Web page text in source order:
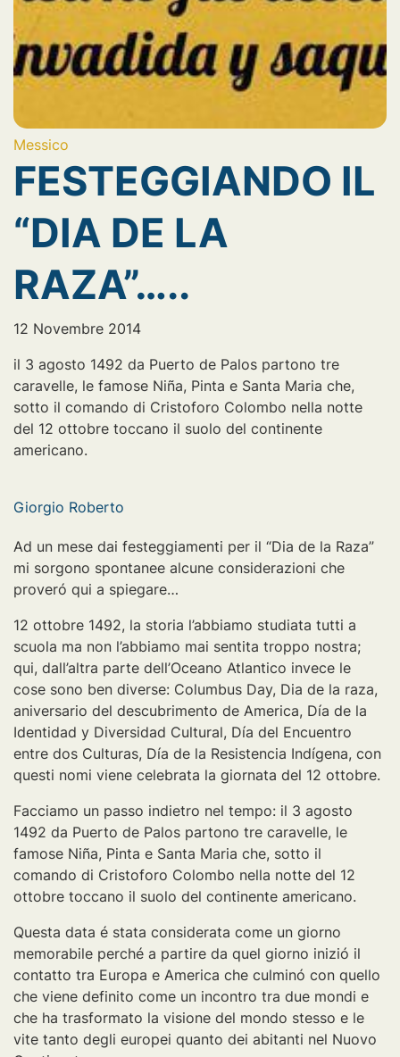
Messico
FESTEGGIANDO IL
“DIA DE LA
RAZA”…..
12 Novembre 2014
il 3 agosto 1492 da Puerto de Palos partono tre
caravelle, le famose Niña, Pinta e Santa Maria che,
sotto il comando di Cristoforo Colombo nella notte
del 12 ottobre toccano il suolo del continente
americano.
Giorgio Roberto
Ad un mese dai festeggiamenti per il “Dia de la Raza”
mi sorgono spontanee alcune considerazioni che
proveró qui a spiegare…
12 ottobre 1492, la storia l’abbiamo studiata tutti a
scuola ma non l’abbiamo mai sentita troppo nostra;
qui, dall’altra parte dell’Oceano Atlantico invece le
cose sono ben diverse: Columbus Day, Dia de la raza,
aniversario del descubrimento de America, Día de la
Identidad y Diversidad Cultural, Día del Encuentro
entre dos Culturas, Día de la Resistencia Indígena, con
questi nomi viene celebrata la giornata del 12 ottobre.
Facciamo un passo indietro nel tempo: il 3 agosto
1492 da Puerto de Palos partono tre caravelle, le
famose Niña, Pinta e Santa Maria che, sotto il
comando di Cristoforo Colombo nella notte del 12
ottobre toccano il suolo del continente americano.
Questa data é stata considerata come un giorno
memorabile perché a partire da quel giorno inizió il
contatto tra Europa e America che culminó con quello
che viene definito come un incontro tra due mondi e
che ha trasformato la visione del mondo stesso e le
vite tanto degli europei quanto dei abitanti nel Nuovo